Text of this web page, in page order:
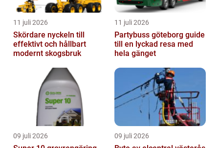
11 juli 2026
Skördare nyckeln till
effektivt och hållbart
modernt skogsbruk
11 juli 2026
Partybuss göteborg guide
till en lyckad resa med
hela gänget
09 juli 2026 09 juli 2026